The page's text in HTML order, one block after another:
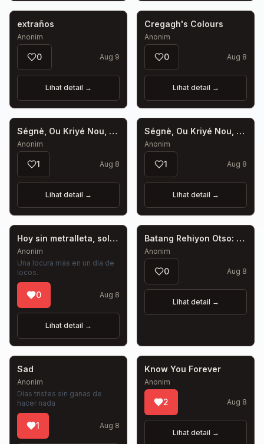
extraños
Anonim
0 Aug 9
Lihat detail →
Cregagh's Colours
Anonim
0 Aug 8
Lihat detail →
Ségnè, Ou Kriyé Nou, Nou Vini,
Anonim
1 Aug 8
Lihat detail →
Ségnè, Ou Kriyé Nou, Nou Vini,
Anonim
1 Aug 8
Lihat detail →
Hoy sin metralleta, solo estilo en letras
Anonim
Una locura más en un día de
locos.
0 Aug 8
Lihat detail →
Batang Rehiyon Otso: Juan and Nicka
Anonim
0 Aug 8
Lihat detail →
Sad
Anonim
Días tristes sin ganas de
hacer nada
1 Aug 8
Know You Forever
Anonim
2 Aug 8
Lihat detail →